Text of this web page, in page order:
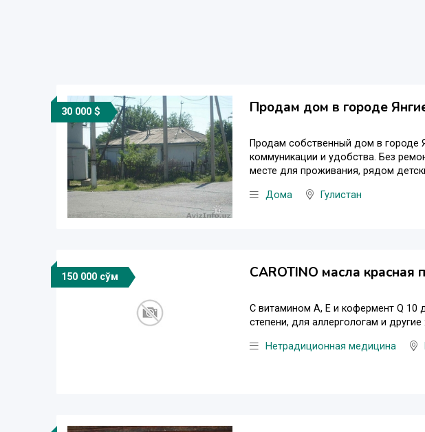
30 000 $ Продам дом в городе
Продам собственный дом в городе
коммуникации и удобства. Без
месте для проживания, рядом
Дома Гулистан
150 000 сўм CAROTINO масла красная
С витамином А, Е и кофермент Q 10
степени, для аллергологам и
Нетрадиционная медицина